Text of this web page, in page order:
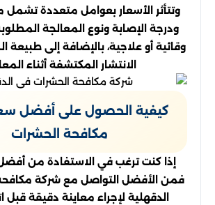
وتتأثر الأسعار بعوامل متعددة تشمل
ودرجة الإصابة ونوع المعالجة
وقائية أو علاجية، بالإضافة إلى طبيعة
الانتشار المكتشفة أثناء
كيفية الحصول على أفضل
مكافحة الحشرات
إذا كنت ترغب في الاستفادة من
فمن الأفضل التواصل مع شركة
الدقهلية لإجراء معاينة دقيقة قبل